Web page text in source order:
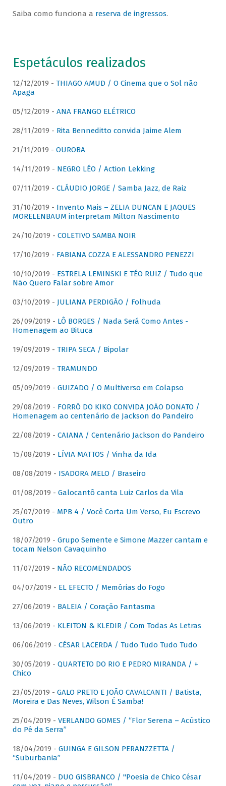
Saiba como funciona a reserva de ingressos.
Espetáculos realizados
12/12/2019 - THIAGO AMUD / O Cinema que o Sol não
Apaga
05/12/2019 - ANA FRANGO ELÉTRICO
28/11/2019 - Rita Benneditto convida Jaime Alem
21/11/2019 - OUROBA
14/11/2019 - NEGRO LÉO / Action Lekking
07/11/2019 - CLÁUDIO JORGE / Samba Jazz, de Raiz
31/10/2019 - Invento Mais – ZELIA DUNCAN E JAQUES
MORELENBAUM interpretam Milton Nascimento
24/10/2019 - COLETIVO SAMBA NOIR
17/10/2019 - FABIANA COZZA E ALESSANDRO PENEZZI
10/10/2019 - ESTRELA LEMINSKI E TÉO RUIZ / Tudo que
Não Quero Falar sobre Amor
03/10/2019 - JULIANA PERDIGÃO / Folhuda
26/09/2019 - LÔ BORGES / Nada Será Como Antes -
Homenagem ao Bituca
19/09/2019 - TRIPA SECA / Bipolar
12/09/2019 - TRAMUNDO
05/09/2019 - GUIZADO / O Multiverso em Colapso
29/08/2019 - FORRÓ DO KIKO CONVIDA JOÃO DONATO /
Homenagem ao centenário de Jackson do Pandeiro
22/08/2019 - CAIANA / Centenário Jackson do Pandeiro
15/08/2019 - LÍVIA MATTOS / Vinha da Ida
08/08/2019 - ISADORA MELO / Braseiro
01/08/2019 - Galocantô canta Luiz Carlos da Vila
25/07/2019 - MPB 4 / Você Corta Um Verso, Eu Escrevo
Outro
18/07/2019 - Grupo Semente e Simone Mazzer cantam e
tocam Nelson Cavaquinho
11/07/2019 - NÃO RECOMENDADOS
04/07/2019 - EL EFECTO / Memórias do Fogo
27/06/2019 - BALEIA / Coração Fantasma
13/06/2019 - KLEITON & KLEDIR / Com Todas As Letras
06/06/2019 - CÉSAR LACERDA / Tudo Tudo Tudo Tudo
30/05/2019 - QUARTETO DO RIO E PEDRO MIRANDA / +
Chico
23/05/2019 - GALO PRETO E JOÃO CAVALCANTI / Batista,
Moreira e Das Neves, Wilson É Samba!
25/04/2019 - VERLANDO GOMES / “Flor Serena – Acústico
do Pé da Serra”
18/04/2019 - GUINGA E GILSON PERANZZETTA /
“Suburbania”
11/04/2019 - DUO GISBRANCO / "Poesia de Chico César